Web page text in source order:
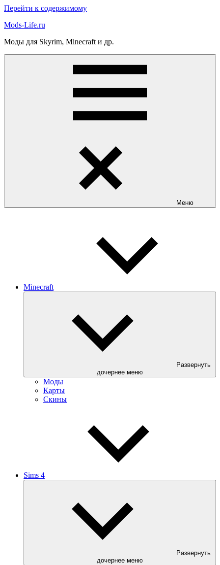
Перейти к содержимому
Mods-Life.ru
Моды для Skyrim, Minecraft и др.
Меню
Minecraft
Развернуть
дочернее меню
Моды
Карты
Скины
Sims 4
Развернуть
дочернее меню